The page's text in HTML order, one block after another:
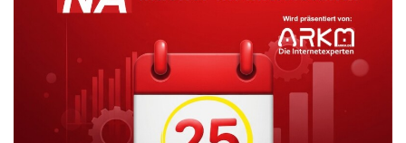
geeignet sind Verabredungen im Café oder zum Essen,
Diskothek oder Kino eignen sich nur in Einzelfällen, schließlich
will man sich ja besser kennenlernen. Erst dann, wenn die
Verabredung perfekt ist, sollte man nach der Telefonnummer
fragen, geschickt ist es auch, erst die eigene Handynummer
preiszugeben.